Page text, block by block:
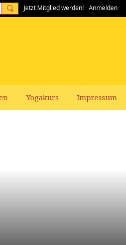
Jetzt Mitglied werden! Anmelden
Yogakurs Impressum